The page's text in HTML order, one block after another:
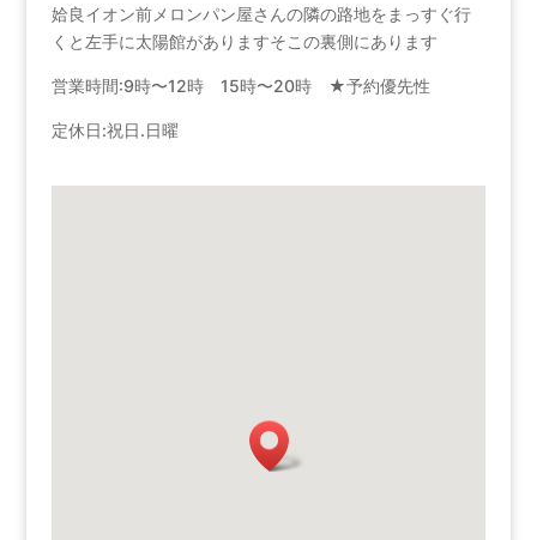
姶良イオン前メロンパン屋さんの隣の路地をまっすぐ行
くと左手に太陽館がありますそこの裏側にあります
営業時間:9時〜12時 15時〜20時 ★予約優先性
定休日:祝日.日曜